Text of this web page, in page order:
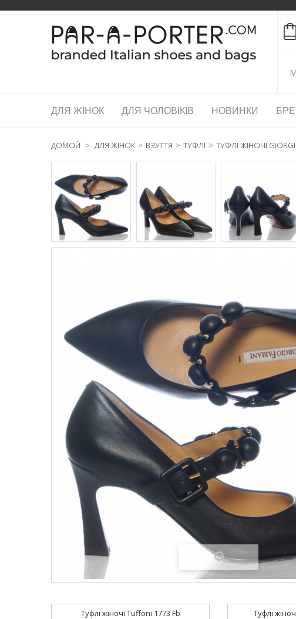
ДЛЯ ЖІНОК ДЛЯ ЧОЛОВІКІВ НОВИНКИ
ДОМОЙ > ДЛЯ ЖІНОК > ВЗУТТЯ > ТУФЛІ > ТУФЛІ ЖІНОЧІ
Туфлі жіночі Tuffoni 1773 Fb Туфлі